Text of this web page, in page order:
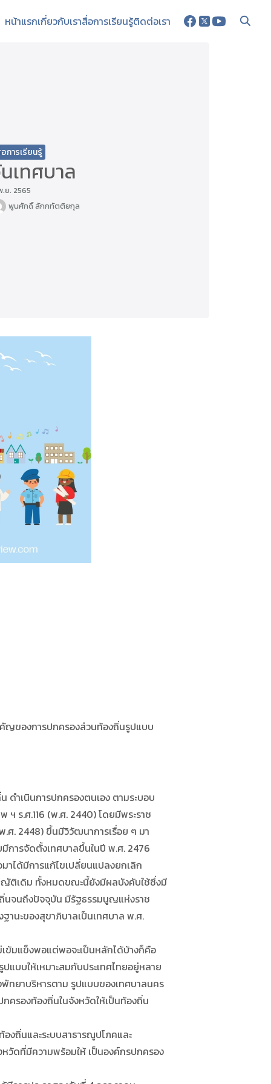
หน้าแรกเกี่ยวกับเราสื่อการเรียนรู้ติดต่อเรา
การเรียนรู้
เทศบาล
.ย. 2565
พูนศักดิ์ สักกทัตติยกุล
ญของการปกครองส่วนท้องถิ่นรูปแบบ
ำเนินการปกครองตนเอง ตามระบอบ
ฯ ร.ศ.116 (พ.ศ. 2440) โดยมีพระราช
ศ. 2448) ขึ้นมีวิวัฒนาการเรื่อย ๆ มา
การจัดตั้งเทศบาลขึ้นในปี พ.ศ. 2476
ได้มีการแก้ไขเปลี่ยนแปลงยกเลิก
ญัติเดิม ทั้งหมดขณะนี้ยังมีผลบังคับใช้ซึ่งมี
นจนถึงปัจจุบัน มีรัฐธรรมนูญแห่งราช
นะของสุขาภิบาลเป็นเทศบาล พ.ศ.
ข้มแข็งพอแต่พอจะเป็นหลักได้บ้างก็คือ
บบให้เหมาะสมกับประเทศไทยอยู่หลาย
ทยาบริหารตาม รูปแบบของเทศบาลนคร
รองท้องถิ่นในจังหวัดให้เป็นท้องถิ่น
ถิ่นและระบบสาธารณูปโภคและ
วัดที่มีความพร้อมให้ เป็นองค์กรปกครอง